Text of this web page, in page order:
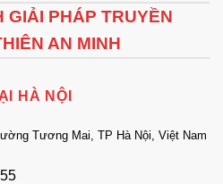
GIẢI PHÁP TRUYỀN
AN MINH
HÀ NỘI
Tương Mai, TP Hà Nội, Việt Nam